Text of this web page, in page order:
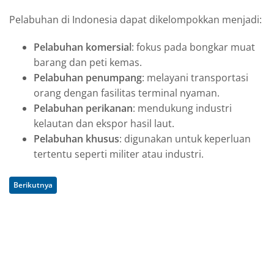
Pelabuhan di Indonesia dapat dikelompokkan menjadi:
Pelabuhan komersial: fokus pada bongkar muat
barang dan peti kemas.
Pelabuhan penumpang: melayani transportasi
orang dengan fasilitas terminal nyaman.
Pelabuhan perikanan: mendukung industri
kelautan dan ekspor hasil laut.
Pelabuhan khusus: digunakan untuk keperluan
tertentu seperti militer atau industri.
Berikutnya